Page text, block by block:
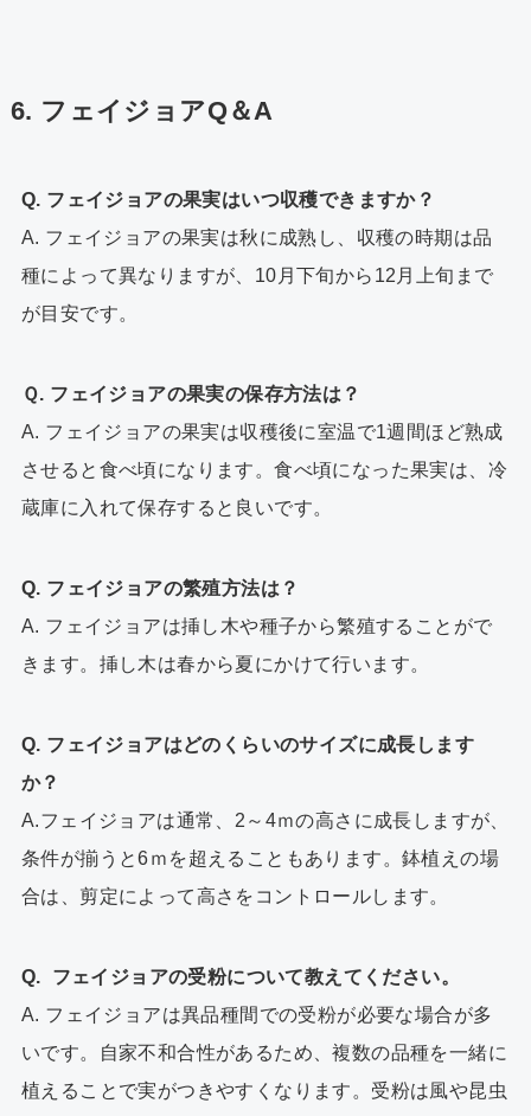
6. フェイジョアQ＆A
Q. フェイジョアの果実はいつ収穫できますか？
A. フェイジョアの果実は秋に成熟し、収穫の時期は品
種によって異なりますが、10月下旬から12月上旬まで
が目安です。
Ｑ. フェイジョアの果実の保存方法は？
A. フェイジョアの果実は収穫後に室温で1週間ほど熟成
させると食べ頃になります。食べ頃になった果実は、冷
蔵庫に入れて保存すると良いです。
Q. フェイジョアの繁殖方法は？
A. フェイジョアは挿し木や種子から繁殖することがで
きます。挿し木は春から夏にかけて行います。
Q. フェイジョアはどのくらいのサイズに成長します
か？
A.フェイジョアは通常、2～4ｍの高さに成長しますが、
条件が揃うと6ｍを超えることもあります。鉢植えの場
合は、剪定によって高さをコントロールします。
Q. フェイジョアの受粉について教えてください。
A. フェイジョアは異品種間での受粉が必要な場合が多
いです。自家不和合性があるため、複数の品種を一緒に
植えることで実がつきやすくなります。受粉は風や昆虫